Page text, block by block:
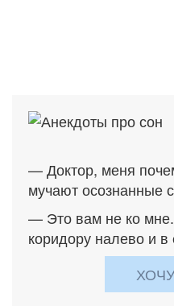
— Доктор, меня
мучают осознанные
— Это вам не ко
коридору налево и